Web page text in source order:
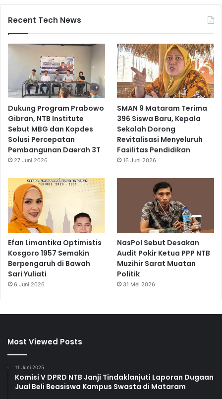
Recent Tech News
Dukung Program Prabowo
Gibran, NTB Institute
Sebut MBG dan Kopdes
Solusi Percepatan
Pembangunan Daerah 3T
27 Juni 2026
SMAN 9 Mataram Terima
396 Siswa Baru, Kepala
Sekolah Dorong
Revitalisasi Menyeluruh
Fasilitas Pendidikan
16 Juni 2026
Efan Limantika Optimistis
Kosgoro 1957 Semakin
Berpengaruh di Bawah
Sari Yuliati
6 Juni 2026
NasPol Sebut Desakan
Audit Pokir Ketua PPP NTB
Muzihir Sarat Muatan
Politik
31 Mei 2026
Most Viewed Posts
11 Juni 2025
Komisi V DPRD NTB Janji Tindaklanjuti Laporan Dugaan
Jual Beli Beasiswa Kampus Swasta di Mataram